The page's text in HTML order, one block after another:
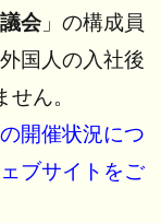
会」の構成員
国人の入社後
ん。
開催状況につ
ブサイトをご